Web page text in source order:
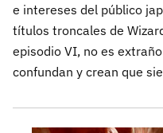
e intereses del público
títulos troncales de
episodio VI, no es
confundan y crean que